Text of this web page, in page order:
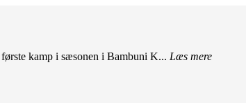
kamp i sæsonen i Bambuni K... Læs mere